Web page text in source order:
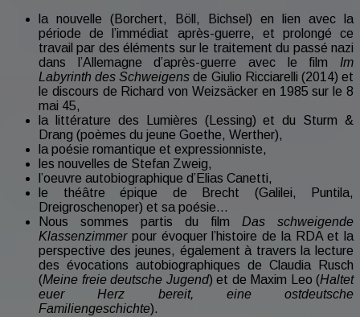
la nouvelle (Borchert, Böll, Bichsel) en lien avec la
période de l’immédiat après-guerre, et prolongé ce
travail par des éléments sur le traitement du passé nazi
dans l’Allemagne d’après-guerre avec le film Im
Labyrinth des Schweigens de Giulio Ricciarelli (2014) et
le discours de Richard von Weizsäcker en 1985 sur le 8
mai 45,
la littérature des Lumières (Lessing) et du Sturm &
Drang (poèmes du jeune Goethe, Werther),
la poésie romantique et expressionniste,
les nouvelles de Stefan Zweig,
l’oeuvre autobiographique d’Elias Canetti,
le théâtre épique de Brecht (Galilei, Puntila,
Dreigroschenoper) et sa poésie…
Nous sommes partis du film Das schweigende
Klassenzimmerpour évoquer l’histoire de la RDA et la
perspective des jeunes, également à travers la lecture
des évocations autobiographiques de Claudia Rusch
(Meine freie deutsche Jugend) et de Maxim Leo (Haltet
euer Herz bereit, eine ostdeutsche
Familiengeschichte).